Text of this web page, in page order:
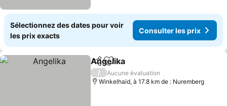
Sélectionnez des dates pour voir
les prix exacts
Consulter les prix
PartagerAjouter à mes favoris
Angelika
/
Aucune évaluation
Winkelhaid, à 17.8 km de : Nuremberg